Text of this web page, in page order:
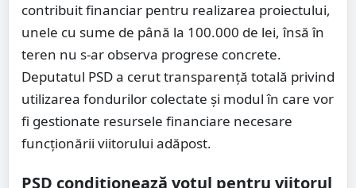
contribuit financiar pentru realizarea proiectului,
unele cu sume de până la 100.000 de lei, însă în
teren nu s-ar observa progrese concrete.
Deputatul PSD a cerut transparență totală privind
utilizarea fondurilor colectate și modul în care vor
fi gestionate resursele financiare necesare
funcționării viitorului adăpost.
PSD condiționează votul pentru viitorul